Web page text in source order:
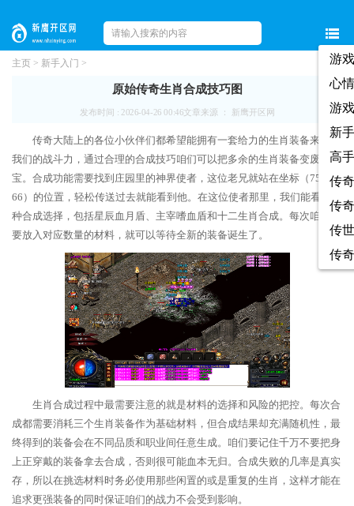
游
心
游
新
高
传
传
传
传
主页 > 新手入门 >
原始传奇生肖合成技巧图
发布时间 : 2026-04-26 00:46文章来源 ： 新鹰开区网
传奇大陆上的各位小伙伴们都希望能拥有一套给力的生肖装备来提升
我们的战斗力，通过合理的合成技巧咱们可以把多余的生肖装备变废为
宝。合成功能需要找到庄园里的神界使者，这位老兄就站在坐标（75，
66）的位置，轻松传送过去就能看到他。在这位使者那里，我们能看到三
种合成选择，包括星辰血月盾、主宰嗜血盾和十二生肖合成。每次咱们只
要放入对应数量的材料，就可以等待全新的装备诞生了。
生肖合成过程中最需要注意的就是材料的选择和风险的把控。每次合
成都需要消耗三个生肖装备作为基础材料，但合成结果却充满随机性，最
终得到的装备会在不同品质和职业间任意生成。咱们要记住千万不要把身
上正穿戴的装备拿去合成，否则很可能血本无归。合成失败的几率是真实
存，所以在挑选材料时务必使用那些闲置的或是重复的生肖，这样才能在
追求更强装备的同时保证咱们的战力不会受到影响。